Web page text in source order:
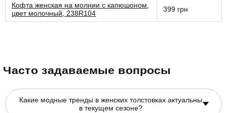
Кофта женская на молнии с капюшоном,
цвет молочный, 238R104
399 грн
Часто задаваемые вопросы
Какие модные тренды в женских толстовках актуальны
в текущем сезоне?